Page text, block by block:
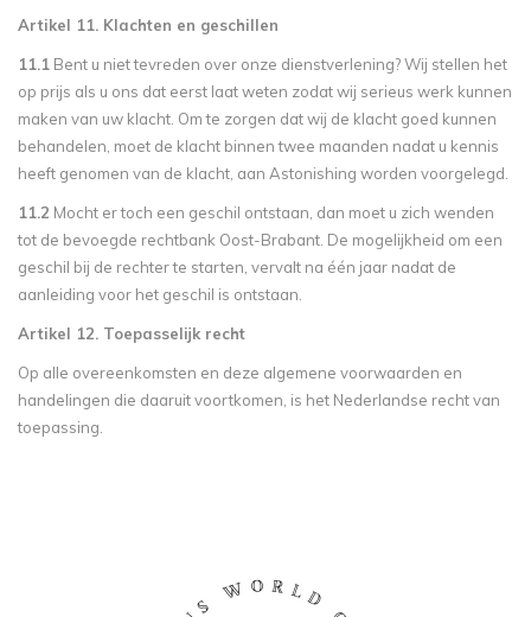
Artikel 11. Klachten en geschillen
11.1 Bent u niet tevreden over onze dienstverlening? Wij stellen het
op prijs als u ons dat eerst laat weten zodat wij serieus werk kunnen
maken van uw klacht. Om te zorgen dat wij de klacht goed kunnen
behandelen, moet de klacht binnen twee maanden nadat u kennis
heeft genomen van de klacht, aan Astonishing worden voorgelegd.
11.2 Mocht er toch een geschil ontstaan, dan moet u zich wenden
tot de bevoegde rechtbank Oost-Brabant. De mogelijkheid om een
geschil bij de rechter te starten, vervalt na één jaar nadat de
aanleiding voor het geschil is ontstaan.
Artikel 12. Toepasselijk recht
Op alle overeenkomsten en deze algemene voorwaarden en
handelingen die daaruit voortkomen, is het Nederlandse recht van
toepassing.